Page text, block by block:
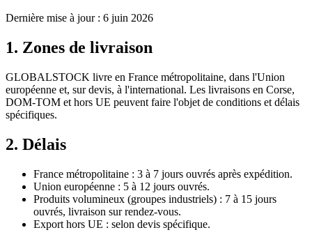
Dernière mise à jour : 6 juin 2026
1. Zones de livraison
GLOBALSTOCK livre en France métropolitaine, dans l'Union
européenne et, sur devis, à l'international. Les livraisons en Corse,
DOM-TOM et hors UE peuvent faire l'objet de conditions et délais
spécifiques.
2. Délais
France métropolitaine : 3 à 7 jours ouvrés après expédition.
Union européenne : 5 à 12 jours ouvrés.
Produits volumineux (groupes industriels) : 7 à 15 jours
ouvrés, livraison sur rendez-vous.
Export hors UE : selon devis spécifique.